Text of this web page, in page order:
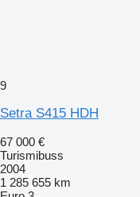
9
Setra S415 HDH
67 000 €
Turismibuss
2004
1 285 655 km